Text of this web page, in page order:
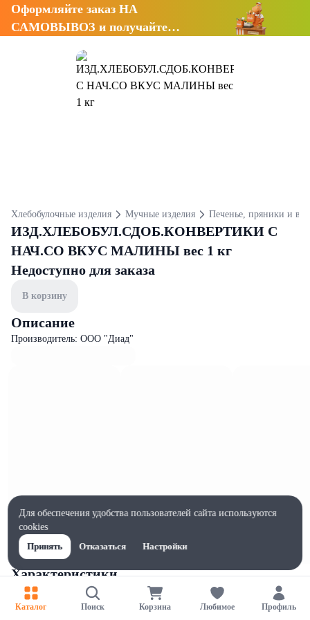
Оформляйте заказ НА
САМОВЫВОЗ и получайте
Хлебобулочные изделия Мучные изделия Печенье, пряники и
ИЗД.ХЛЕБОБУЛ.СДОБ.КОНВЕРТИКИ С
НАЧ.СО ВКУС МАЛИНЫ вес 1 кг
Недоступно для заказа
В корзину
Описание
Производитель: ООО "Диад"
Характеристики
Ширина, мм
295
Каталог Поиск Корзина Любимое Профиль
Для обеспечения удобства пользователей сайта используются
cookies
Принять
Отказаться Настройки